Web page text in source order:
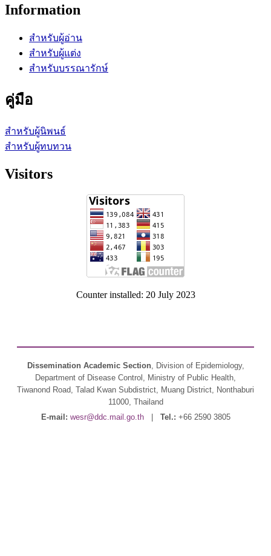
Information
สำหรับผู้อ่าน
สำหรับผู้แต่ง
สำหรับบรรณารักษ์
คู่มือ
สำหรับผู้นิพนธ์
สำหรับผู้ทบทวน
Visitors
Counter installed: 20 July 2023
Dissemination Academic Section, Division of Epidemiology,
Department of Disease Control, Ministry of Public Health,
Tiwanond Road, Talad Kwan Subdistrict, Muang District, Nonthaburi
11000, Thailand
E-mail: wesr@ddc.mail.go.th| Tel.: +66 2590 3805